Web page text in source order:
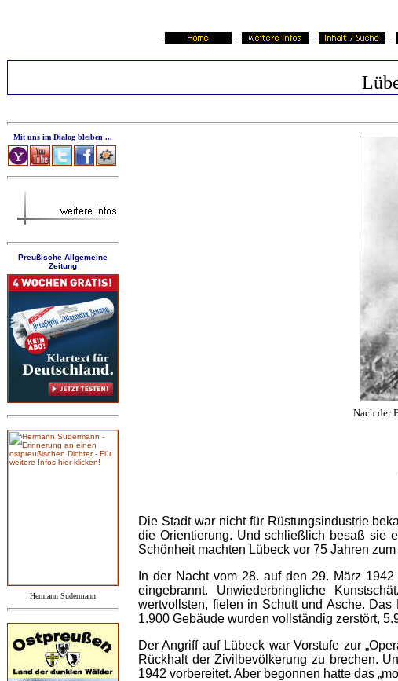
Mit uns im Dialog bleiben ...
Preußische Allgemeine
Zeitung
Hermann Sudermann
Nach der
Die Stadt war nicht für Rüstungsindustrie
die Orientierung. Und schließlich besaß sie
Schönheit machten Lübeck vor 75 Jahren
In der Nacht vom 28. auf den 29. März
eingebrannt. Unwiederbringliche
wertvollsten, fielen in Schutt und Asche.
1.900 Gebäude wurden vollständig zerstört,
Der Angriff auf Lübeck war Vorstufe zur
Rückhalt der Zivilbevölkerung zu brechen.
1942 vorbereitet. Aber begonnen hatte das